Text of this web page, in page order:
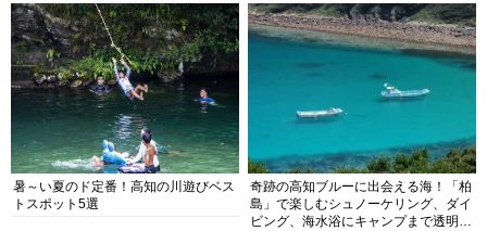
暑～い夏のド定番！高知の川遊びベス
トスポット5選
奇跡の高知ブルーに出会える海！「柏
島」で楽しむシュノーケリング、ダイ
ビング、海水浴にキャンプまで透明度